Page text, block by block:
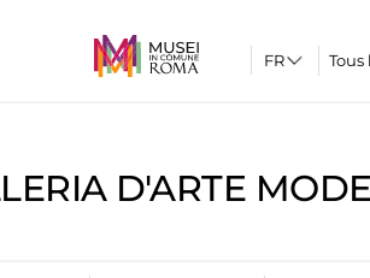
Tous
D'ARTE